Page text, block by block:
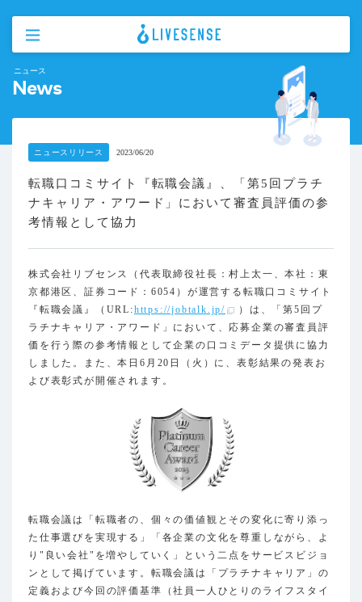
ニュース
News
ニュースリリース 2023/06/20
転職口コミサイト『転職会議』、「第5回プラチ
ナキャリア・アワード」において審査員評価の参
考情報として協力
株式会社リブセンス（代表取締役社長：村上太一、本社：東
京都港区、証券コード：6054）が運営する転職口コミサイト
『転職会議』（URL:https://jobtalk.jp/
）は、「第5回プ
ラチナキャリア・アワード」において、応募企業の審査員評
価を行う際の参考情報として企業の口コミデータ提供に協力
しました。また、本日6月20日（火）に、表彰結果の発表お
よび表彰式が開催されます。
転職会議は「転職者の、個々の価値観とその変化に寄り添っ
た仕事選びを実現する」「各企業の文化を尊重しながら、よ
り"良い会社"を増やしていく」という二点をサービスビジョ
ンとして掲げています。転職会議は「プラチナキャリア」の
定義および今回の評価基準（社員一人ひとりのライフスタイ